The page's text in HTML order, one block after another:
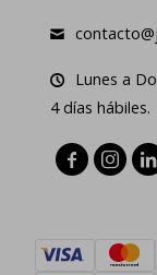
Lunes a
4 días hábiles.
  